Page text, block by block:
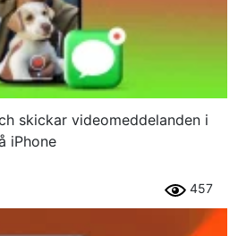
skickar videomeddelanden i
iPhone
457